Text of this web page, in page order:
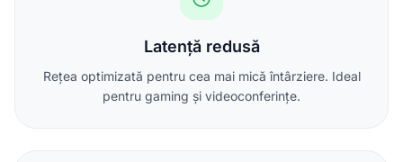
Latență redusă
Rețea optimizată pentru cea mai mică întârziere. Ideal
pentru gaming și videoconferințe.